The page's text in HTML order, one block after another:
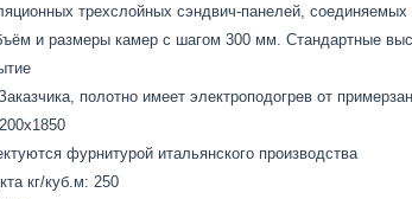
трехслойных сэндвич-панелей,
и размеры камер с шагом 300 мм. Стандартные
полотно имеет электроподогрев от
фурнитурой итальянского производства
кг/куб.м: 250